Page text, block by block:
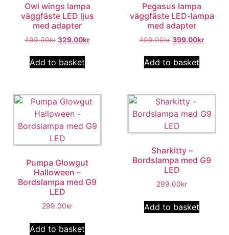
Owl wings lampa
väggfäste LED ljus
med adapter
499.00kr 329.00kr
Add to basket
Pegasus lampa
väggfäste LED-lampa
med adapter
499.00kr 399.00kr
Add to basket
Pumpa Glowgut
Halloween –
Bordslampa med G9
LED
299.00kr
Add to basket
Sharkitty –
Bordslampa med G9
LED
299.00kr
Add to basket